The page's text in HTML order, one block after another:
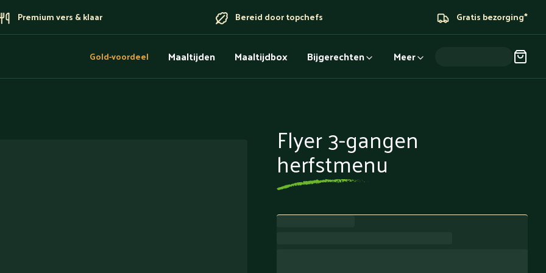
Premium vers & klaar Bereid door topchefs Gratis bezorging*
Gold-voordeel Maaltijden Maaltijdbox Bijgerechten Meer
Flyer 3-gangen
herfstmenu